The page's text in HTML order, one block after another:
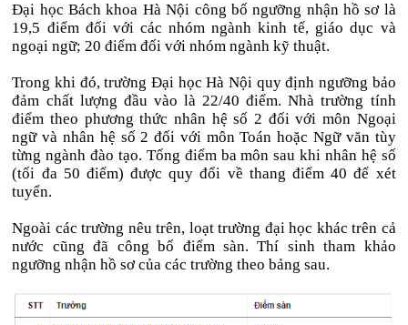
Đại học Bách khoa Hà Nội công bố ngưỡng nhận hồ sơ là
19,5 điểm đối với các nhóm ngành kinh tế, giáo dục và
ngoại ngữ; 20 điểm đối với nhóm ngành kỹ thuật.
Trong khi đó, trường Đại học Hà Nội quy định ngưỡng bảo
đảm chất lượng đầu vào là 22/40 điểm. Nhà trường tính
điểm theo phương thức nhân hệ số 2 đối với môn Ngoại
ngữ và nhân hệ số 2 đối với môn Toán hoặc Ngữ văn tùy
từng ngành đào tạo. Tổng điểm ba môn sau khi nhân hệ số
(tối đa 50 điểm) được quy đổi về thang điểm 40 để xét
tuyển.
Ngoài các trường nêu trên, loạt trường đại học khác trên cả
nước cũng đã công bố điểm sàn. Thí sinh tham khảo
ngưỡng nhận hồ sơ của các trường theo bảng sau.